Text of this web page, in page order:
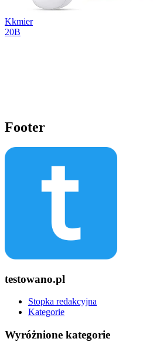
Kkmier
20B
Footer
testowano.pl
Stopka redakcyjna
Kategorie
Wyróżnione kategorie